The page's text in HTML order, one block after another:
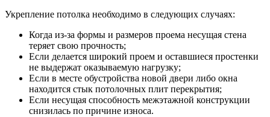
Укрепление потолка необходимо в следующих случаях:
Когда из-за формы и размеров проема несущая стена
теряет свою прочность;
Если делается широкий проем и оставшиеся простенки
не выдержат оказываемую нагрузку;
Если в месте обустройства новой двери либо окна
находится стык потолочных плит перекрытия;
Если несущая способность межэтажной конструкции
снизилась по причине износа.